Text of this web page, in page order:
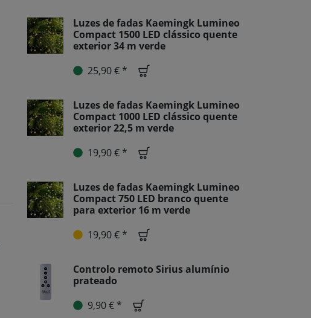
Luzes de fadas Kaemingk Lumineo
Compact 1500 LED clássico quente
exterior 34 m verde
25,90 € *
Luzes de fadas Kaemingk Lumineo
Compact 1000 LED clássico quente
exterior 22,5 m verde
19,90 € *
Luzes de fadas Kaemingk Lumineo
Compact 750 LED branco quente
para exterior 16 m verde
19,90 € *
Controlo remoto Sirius alumínio
prateado
9,90 € *